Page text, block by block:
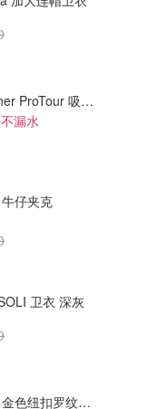
Stanley Quencher ProTour 吸管杯 0.59L
漏水
仔夹克
卫衣 深灰
Tommy Hilfiger 金色纽扣罗纹背心